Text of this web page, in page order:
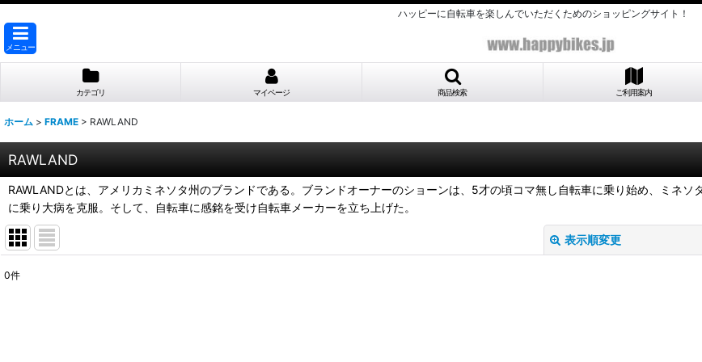
ハッピーに自転車を楽しんでいただくためのショッピングサイト！
メニュー
カテゴリ マイページ 商品検索 ご利用案内
ホーム > FRAME > RAWLAND
RAWLAND
RAWLANDとは、アメリカミネソタ州のブランドである。ブランドオーナーのショーンは、5才の頃コマ無し自転車に乗り始め、ミネ
に乗り大病を克服。そして、自転車に感銘を受け自転車メーカーを立ち上げた。
表示順変更
0件